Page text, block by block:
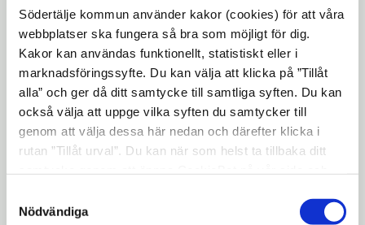
Södertälje kommun använder kakor (cookies) för att våra
webbplatser ska fungera så bra som möjligt för dig.
Kakor kan användas funktionellt, statistiskt eller i
marknadsföringssyfte. Du kan välja att klicka på ”Tillåt
alla” och ger då ditt samtycke till samtliga syften. Du kan
också välja att uppge vilka syften du samtycker till
genom att välja dessa här nedan och därefter klicka i
rutan ”Tillåt urval”. Du kan när som helst ta tillbaka ditt
"Visa detaljer" kan du läsa om hur kakorna används och
Nödvändiga
Deras avtal gick ut sista september. De
hamnar mitt emellan avtal, vilket gör att
kommunen bestämt att teckna ett
korttidsavtal med respektive båtägare.
Avtalet gör att de kan ligga kvar till och med
sista mars 2021 med tid att leta efter ny
hemmahamn.
båtägarna är plats vid bryggan, tillgång till